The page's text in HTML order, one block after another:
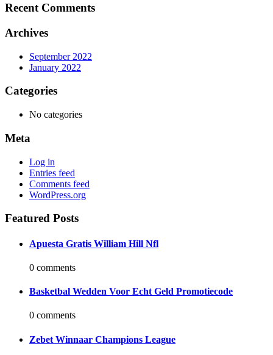
Recent Comments
Archives
September 2022
January 2022
Categories
No categories
Meta
Log in
Entries feed
Comments feed
WordPress.org
Featured Posts
Apuesta Gratis William Hill Nfl
0 comments
Basketbal Wedden Voor Echt Geld Promotiecode
0 comments
Zebet Winnaar Champions League